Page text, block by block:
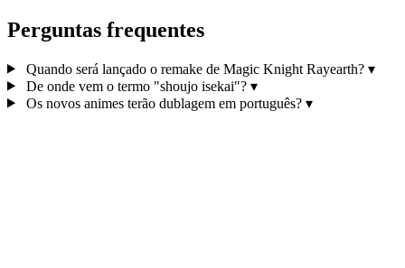
Perguntas frequentes
Quando será lançado o remake de Magic Knight Rayearth? ▾
De onde vem o termo "shoujo isekai"? ▾
Os novos animes terão dublagem em português? ▾